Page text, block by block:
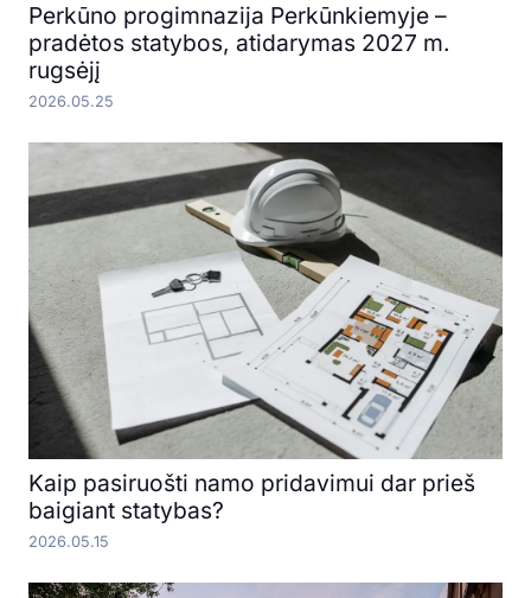
Perkūno progimnazija Perkūnkiemyje –
pradėtos statybos, atidarymas 2027 m.
rugsėjį
2026.05.25
Kaip pasiruošti namo pridavimui dar prieš
baigiant statybas?
2026.05.15